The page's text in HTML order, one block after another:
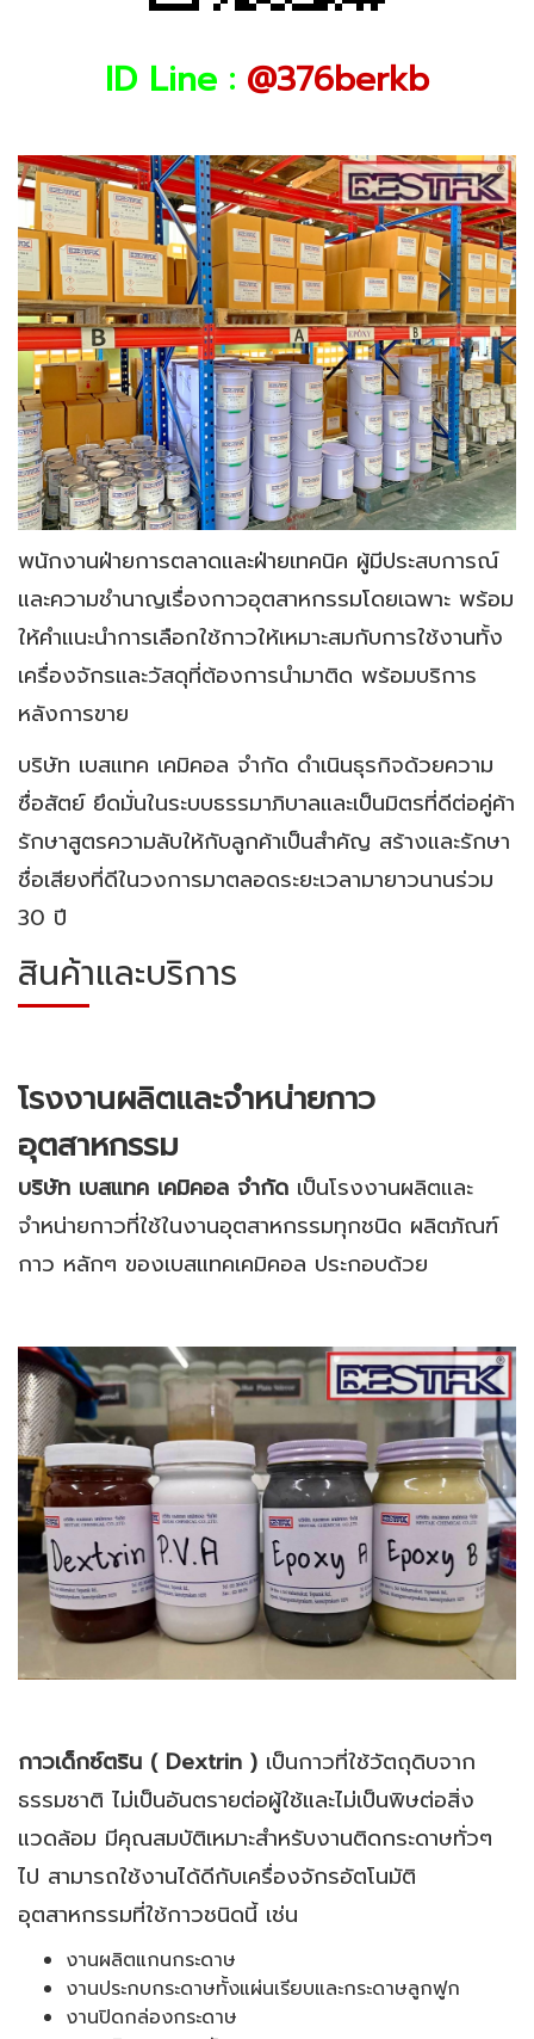
ID Line : @376berkb
พนักงานฝ่ายการตลาดและฝ่ายเทคนิค ผู้มีประสบการณ์
และความชำนาญเรื่องกาวอุตสาหกรรมโดยเฉพาะ พร้อม
ให้คำแนะนำการเลือกใช้กาวให้เหมาะสมกับการใช้งานทั้ง
เครื่องจักรและวัสดุที่ต้องการนำมาติด พร้อมบริการ
หลังการขาย
บริษัท เบสแทค เคมิคอล จำกัด ดำเนินธุรกิจด้วยความ
ซื่อสัตย์ ยึดมั่นในระบบธรรมาภิบาลและเป็นมิตรที่ดีต่อคู่ค้า
รักษาสูตรความลับให้กับลูกค้าเป็นสำคัญ สร้างและรักษา
ชื่อเสียงที่ดีในวงการมาตลอดระยะเวลามายาวนานร่วม
30 ปี
สินค้าและบริการ
โรงงานผลิตและจำหน่ายกาว
อุตสาหกรรม
บริษัท เบสแทค เคมิคอล จำกัด เป็นโรงงานผลิตและ
จำหน่ายกาวที่ใช้ในงานอุตสาหกรรมทุกชนิด ผลิตภัณฑ์
กาว หลักๆ ของเบสแทคเคมิคอล ประกอบด้วย
กาวเด็กซ์ตริน ( Dextrin ) เป็นกาวที่ใช้วัตถุดิบจาก
ธรรมชาติ ไม่เป็นอันตรายต่อผู้ใช้และไม่เป็นพิษต่อสิ่ง
แวดล้อม มีคุณสมบัติเหมาะสำหรับงานติดกระดาษทั่วๆ
ไป สามารถใช้งานได้ดีกับเครื่องจักรอัตโนมัติ
อุตสาหกรรมที่ใช้กาวชนิดนี้ เช่น
งานผลิตแกนกระดาษ
งานประกบกระดาษทั้งแผ่นเรียบและกระดาษลูกฟูก
งานปิดกล่องกระดาษ